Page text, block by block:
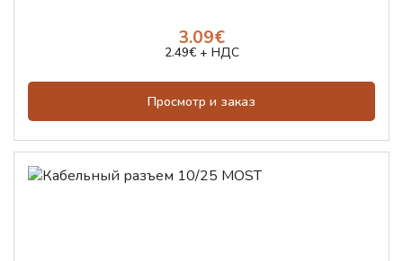
3.09€
2.49€ + НДС
Просмотр и заказ